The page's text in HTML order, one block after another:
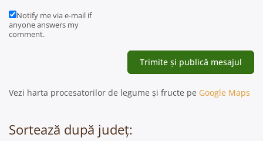
Notify me via e-mail if
anyone answers my
comment.
Vezi harta procesatorilor de legume și fructe pe Google Maps
Sortează după județ: